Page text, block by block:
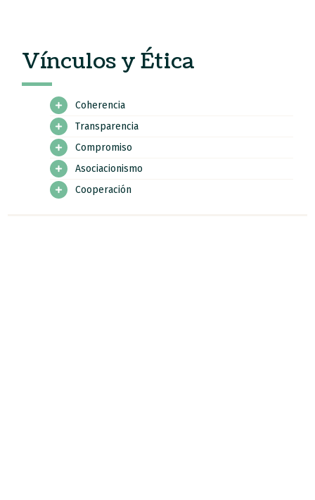
Vínculos y Ética
Coherencia
Transparencia
Compromiso
Asociacionismo
Cooperación